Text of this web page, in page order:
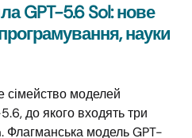
GPT-5.6 Sol: нове
науки
сімейство моделей
до якого входять три
Флагманська модель GPT-